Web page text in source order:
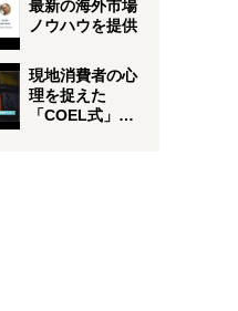
最新の海外市場
ノウハウを提供
現地消費者の心
理を捉えた
「COEL式」越